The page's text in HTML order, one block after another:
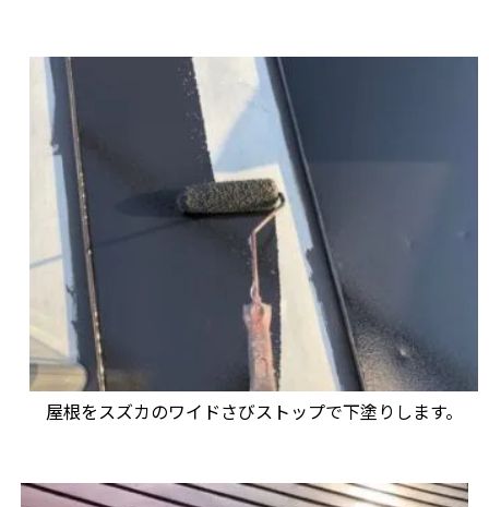
屋根をスズカのワイドさびストップで下塗りします。